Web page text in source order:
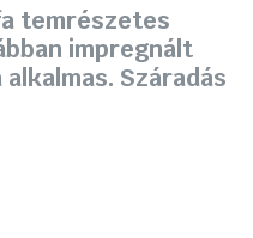
temrészetes
impregnált
Száradás